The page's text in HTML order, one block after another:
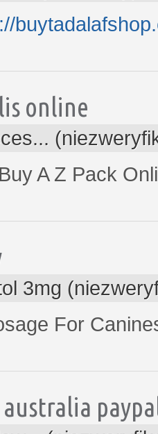
online
A Z Pack
3mg
For